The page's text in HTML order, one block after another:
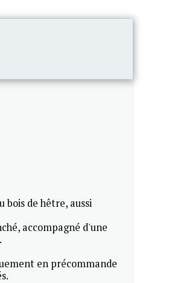
bois de hêtre, aussi
accompagné d'une
en précommande